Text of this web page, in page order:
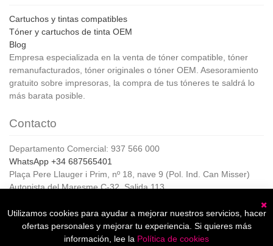
Cartuchos y tintas compatibles
Tóner y cartuchos de tinta OEM
Blog
Empresa especializada en la venta de tóner compatible, tóner
remanufacturados, tóner originales o tóner OEM. Asesoramiento
gratuito sobre impresoras, la compra de tus tóneres te saldrá lo
más barata posible.
Contacto
Departamento Comercial: 937 566 000
WhatsApp +34 687565401
Plaça Pere Llauger i Prim, nº 18, nave 9 (Pol. Ind. Can Misser)
Autopista del Maresme C-32, Salida 113
Horario de Atención al cliente:
De lunes a jueves de 8:00 a 17:00,
Viernes de 8:00 a 15:00
Utilizamos cookies para ayudar a mejorar nuestros servicios, hacer
ofertas personales y mejorar tu experiencia. Si quieres más
información, lee la Política de cookies